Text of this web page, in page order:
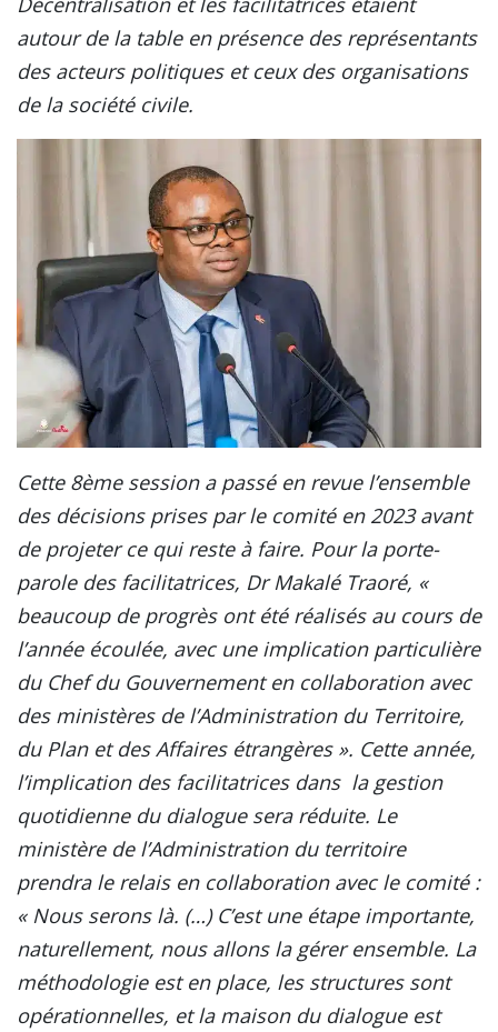
autour de la table en présence des représentants
des acteurs politiques et ceux des organisations
de la société civile.
Cette 8ème session a passé en revue l’ensemble
des décisions prises par le comité en 2023 avant
de projeter ce qui reste à faire. Pour la porte-
parole des facilitatrices, Dr Makalé Traoré, «
beaucoup de progrès ont été réalisés au cours de
l’année écoulée, avec une implication particulière
du Chef du Gouvernement en collaboration avec
des ministères de l’Administration du Territoire,
du Plan et des Affaires étrangères ». Cette année,
l’implication des facilitatrices dans la gestion
quotidienne du dialogue sera réduite. Le
ministère de l’Administration du territoire
prendra le relais en collaboration avec le comité :
« Nous serons là. (…) C’est une étape importante,
naturellement, nous allons la gérer ensemble. La
méthodologie est en place, les structures sont
opérationnelles, et la maison du dialogue est